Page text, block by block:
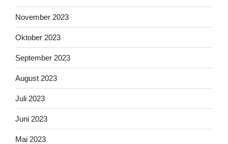
November 2023
Oktober 2023
September 2023
August 2023
Juli 2023
Juni 2023
Mai 2023